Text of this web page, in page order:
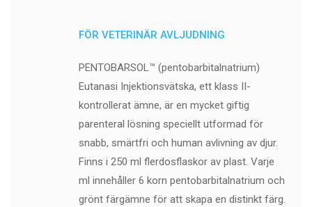
FÖR VETERINÄR AVLJUDNING
PENTOBARSOL™ (pentobarbitalnatrium)
Eutanasi Injektionsvätska, ett klass II-
kontrollerat ämne, är en mycket giftig
parenteral lösning speciellt utformad för
snabb, smärtfri och human avlivning av djur.
Finns i 250 ml flerdosflaskor av plast. Varje
ml innehåller 6 korn pentobarbitalnatrium och
grönt färgämne för att skapa en distinkt färg.